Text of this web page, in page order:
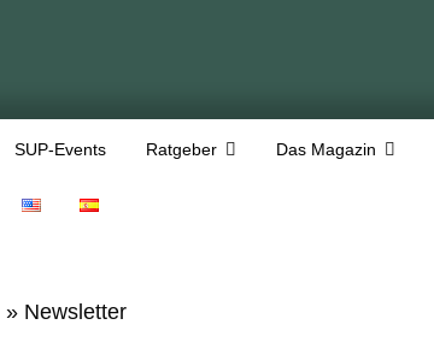
SUP-Events Ratgeber Das Magazin
» Newsletter